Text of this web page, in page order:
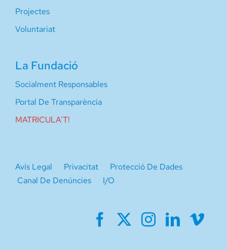
Projectes
Voluntariat
La Fundació
Socialment Responsables
Portal De Transparència
MATRICULA’T!
Avís Legal Privacitat
Protecció De Dades
Canal De Denúncies
I/O